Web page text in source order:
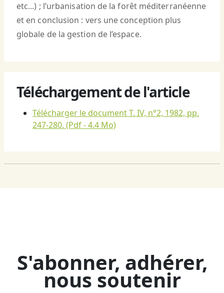
etc...) ; l’urbanisation de la forêt méditerranéenne
et en conclusion : vers une conception plus
globale de la gestion de l’espace.
Téléchargement de l'article
Télécharger le document T. IV, n°2, 1982, pp.
247-280. (Pdf - 4.4 Mo)
S'abonner, adhérer,
nous soutenir